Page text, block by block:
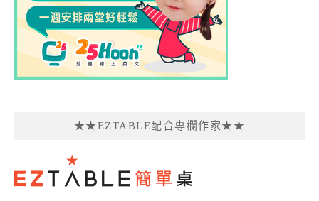
★★EZTABLE配合專欄作家★★